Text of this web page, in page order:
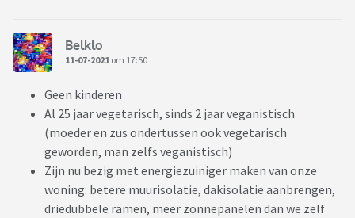
Belklo
11-07-2021 om 17:50
Geen kinderen
Al 25 jaar vegetarisch, sinds 2 jaar veganistisch
(moeder en zus ondertussen ook vegetarisch
geworden, man zelfs veganistisch)
Zijn nu bezig met energiezuiniger maken van onze
woning: betere muurisolatie, dakisolatie aanbrengen,
driedubbele ramen, meer zonnepanelen dan we zelf